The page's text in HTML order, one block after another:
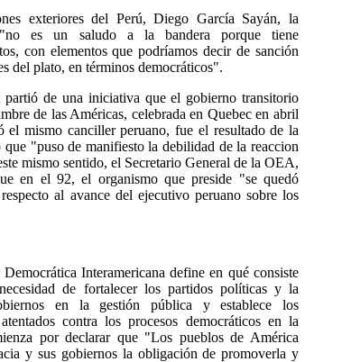
exteriores del Perú, Diego García Sayán, la
es un saludo a la bandera porque tiene
con elementos que podríamos decir de sanción
del plato, en términos democráticos".
partió de una iniciativa que el gobierno transitorio
de las Américas, celebrada en Quebec en abril
mismo canciller peruano, fue el resultado de la
"puso de manifiesto la debilidad de la reaccion
mismo sentido, el Secretario General de la OEA,
en el 92, el organismo que preside "se quedó
al avance del ejecutivo peruano sobre los
Interamericana define en qué consiste
de fortalecer los partidos políticas y la
en la gestión pública y establece los
contra los procesos democráticos en la
por declarar que "Los pueblos de América
y sus gobiernos la obligación de promoverla y